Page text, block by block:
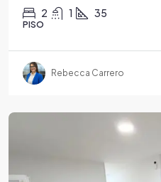
2 1 35
PISO
Rebecca Carrero